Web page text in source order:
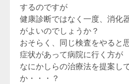
するのですが
健康診断ではなく一度、消化
がよいのでしょうか？
おそらく、同じ検査をやると
症状があって病院に行く方が
なにかしらの治療法を提案し
か・・・？